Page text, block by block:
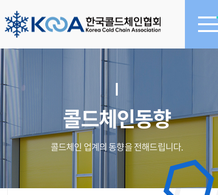
콜드체인동향
콜드체인 업계의 동향을 전해드립니다.